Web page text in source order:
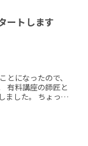
ートします
になったので、
有料講座の師匠と
ました。 ちょっと